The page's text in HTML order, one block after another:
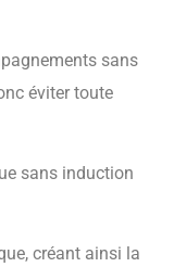
sans
éviter toute
sans induction
créant ainsi la